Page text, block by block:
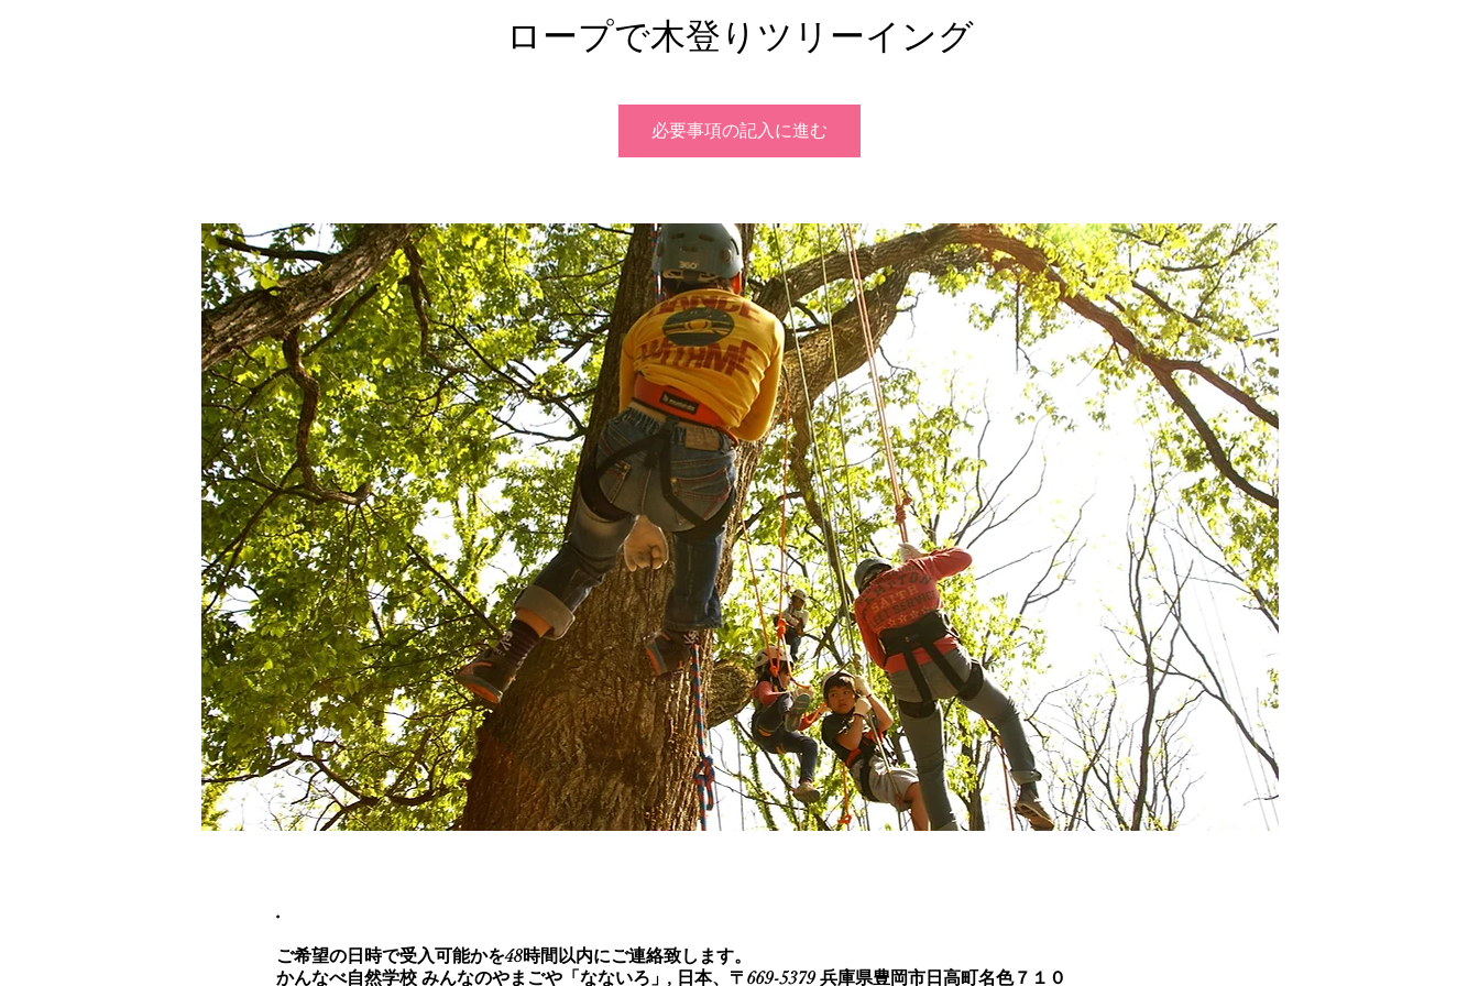
ロープで木登りツリーイング
必要事項の記入に進む
.
ご希望の日時で受入可能かを48時間以内にご連絡致します。
かんなべ自然学校 みんなのやまごや「なないろ」, 日本、〒669-5379 兵庫県豊岡市日高町名色７１０